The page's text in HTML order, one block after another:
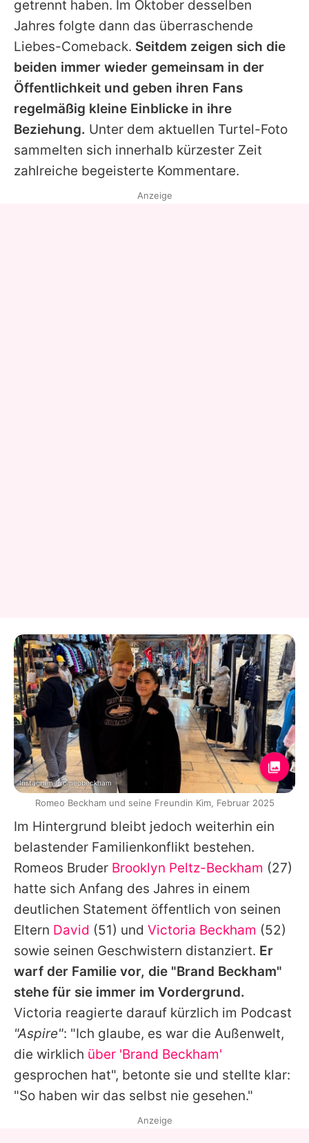
getrennt haben. Im Oktober desselben
Jahres folgte dann das überraschende
Liebes-Comeback. Seitdem zeigen sich die
beiden immer wieder gemeinsam in der
Öffentlichkeit und geben ihren Fans
regelmäßig kleine Einblicke in ihre
Beziehung. Unter dem aktuellen Turtel-Foto
sammelten sich innerhalb kürzester Zeit
zahlreiche begeisterte Kommentare.
Im Hintergrund bleibt jedoch weiterhin ein
belastender Familienkonflikt bestehen.
Romeos Bruder Brooklyn Peltz-Beckham (27)
hatte sich Anfang des Jahres in einem
deutlichen Statement öffentlich von seinen
Eltern David (51) und Victoria Beckham (52)
sowie seinen Geschwistern distanziert. Er
warf der Familie vor, die "Brand Beckham"
stehe für sie immer im Vordergrund.
Victoria reagierte darauf kürzlich im Podcast
"Aspire": "Ich glaube, es war die Außenwelt,
die wirklich über 'Brand Beckham'
gesprochen hat", betonte sie und stellte klar:
"So haben wir das selbst nie gesehen."
Anzeige
Instagram / romeobeckham
Romeo Beckham und seine Freundin Kim, Februar 2025
Anzeige